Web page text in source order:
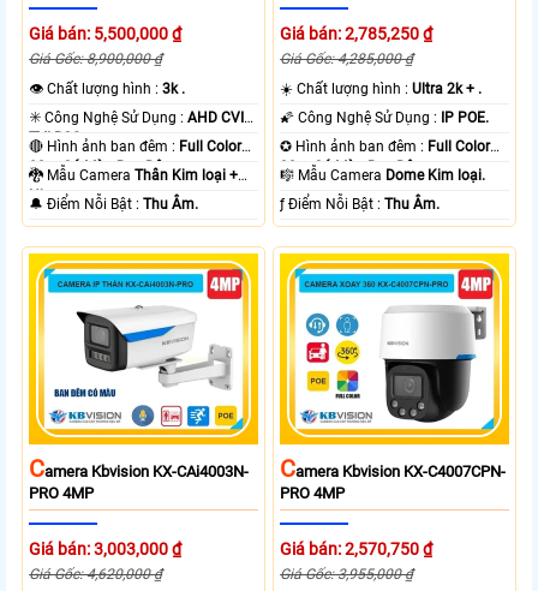
Giá bán: 5,500,000 ₫
Giá Gốc: 8,900,000 ₫
👁 Chất lượng hình :3k .
✳️ Công Nghệ Sử Dụng :AHD CVI
TVI BCS.
🔴 Hình ảnh ban đêm : Full Color
80m Có Màu Ban Ðêm.
🐉️ Mẫu CameraThân Kim loại +
Nhựa.
️🔔 Điểm Nỗi Bật :Thu Âm.
Giá bán: 2,785,250 ₫
Giá Gốc: 4,285,000 ₫
☀️ Chất lượng hình :Ultra 2k + .
🌠 Công Nghệ Sử Dụng :
IP POE.
✪ Hình ảnh ban đêm : Full Color
30m Có Màu Ban Ðêm.
🎼️ Mẫu Camera Dome Kim loại.
️ƒ Điểm Nỗi Bật :Thu Âm.
CAmera Kbvision KX-CAi4003N-
PRO 4MP
Giá bán: 3,003,000 ₫
Giá Gốc: 4,620,000 ₫
CAmera Kbvision KX-C4007CPN-
PRO 4MP
Giá bán: 2,570,750 ₫
Giá Gốc: 3,955,000 ₫